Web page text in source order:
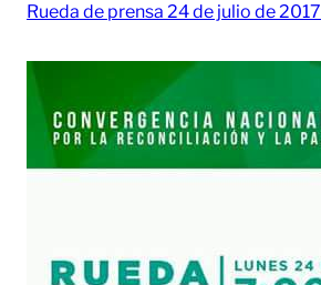
Rueda de prensa 24 de julio de 2017